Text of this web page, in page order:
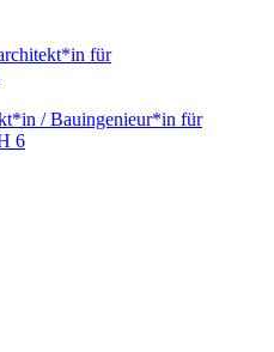
für
/ Bauingenieur*in für
6